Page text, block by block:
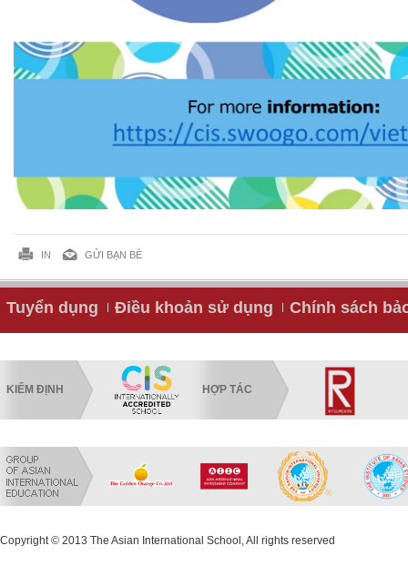
IN GỬI BẠN BÈ
Tuyển dụng Điều khoản sử dụng Chính sách
KIỂM ĐỊNH HỢP TÁC
Copyright © 2013 The Asian International School, All rights reserved